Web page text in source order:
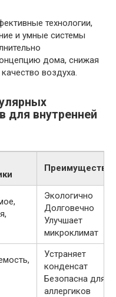
технологии,
и умные системы
дома, снижая
воздуха.
для внутренней
Преимущества
Экологично
Долговечно
Улучшает
микроклимат
Устраняет
конденсат
Безопасна для
аллергиков